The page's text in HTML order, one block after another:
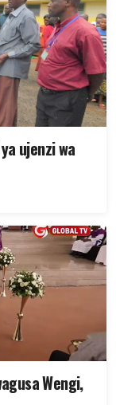
ujenzi wa
Wengi,